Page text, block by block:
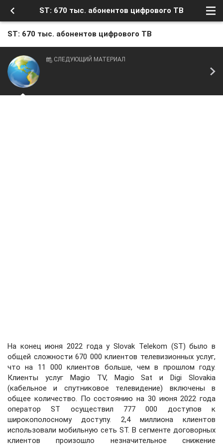
ST: 670 тыс. абонентов цифрового ТВ
ST: 670 тыс. абонентов цифрового ТВ
СЛЕДУЮЩИЙ МАТЕРИАЛ
На конец июня 2022 года у Slovak Telekom (ST) было в
общей сложности 670 000 клиентов телевизионных услуг,
что на 11 000 клиентов больше, чем в прошлом году.
Клиенты услуг Magio TV, Magio Sat и Digi Slovakia
(кабельное и спутниковое телевидение) включены в
общее количество. По состоянию на 30 июня 2022 года
оператор ST осуществил 777 000 доступов к
широкополосному доступу. 2,4 миллиона клиентов
использовали мобильную сеть ST. В сегменте договорных
клиентов произошло незначительное снижение